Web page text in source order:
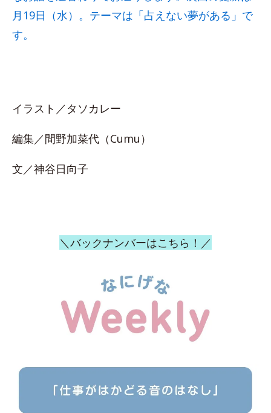
月19日（水）。テーマは「占えない夢がある」で
す。
イラスト／タソカレー
編集／間野加菜代（Cumu）
文／神谷日向子
＼バックナンバーはこちら！／